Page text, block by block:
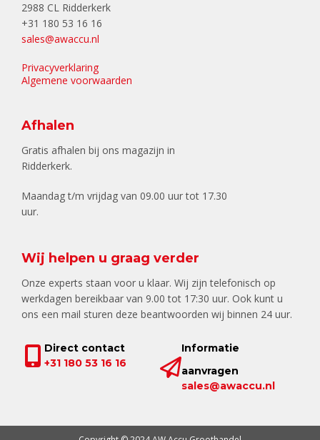
2988 CL Ridderkerk
+31 180 53 16 16
sales@awaccu.nl
Privacyverklaring
Algemene voorwaarden
Afhalen
Gratis afhalen bij ons magazijn in
Ridderkerk.
Maandag t/m vrijdag van 09.00 uur tot 17.30
uur.
Wij helpen u graag verder
Onze experts staan voor u klaar. Wij zijn telefonisch op
werkdagen bereikbaar van 9.00 tot 17:30 uur. Ook kunt u
ons een mail sturen deze beantwoorden wij binnen 24 uur.
Direct contact
+31 180 53 16 16
Informatie
aanvragen
sales@awaccu.nl